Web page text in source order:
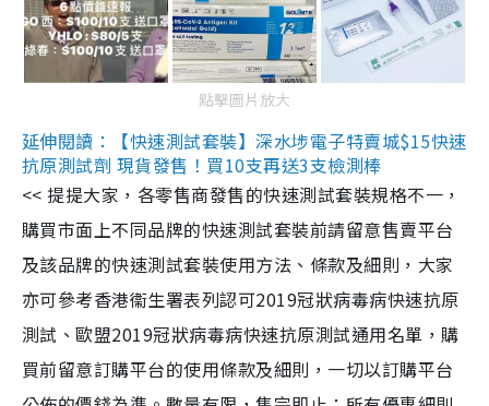
點擊圖片放大
延伸閱讀：【快速測試套裝】深水埗電子特賣城$15快速
抗原測試劑 現貨發售！買10支再送3支檢測棒
<< 提提大家，各零售商發售的快速測試套裝規格不一，
購買市面上不同品牌的快速測試套裝前請留意售賣平台
及該品牌的快速測試套裝使用方法、條款及細則，大家
亦可參考香港衞生署表列認可2019冠狀病毒病快速抗原
測試、歐盟2019冠狀病毒病快速抗原測試通用名單，購
買前留意訂購平台的使用條款及細則，一切以訂購平台